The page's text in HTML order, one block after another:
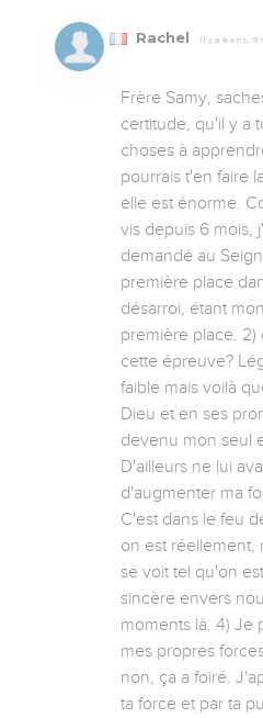
Rachel Il y a 8 ans, 9
Frère Samy,
certitude, qu'il y a
choses à
pourrais t'en faire
elle est énorme.
vis depuis 6 mois,
demandé au
première place
désarroi, étant
première place. 2)
cette épreuve?
faible mais voilà
Dieu et en ses
devenu mon seul
D'ailleurs ne lui
d'augmenter ma
C'est dans le feu
on est réellement,
se voit tel qu'on
sincère envers
moments là. 4) Je
mes propres
non, ça a foiré.
ta force et par ta